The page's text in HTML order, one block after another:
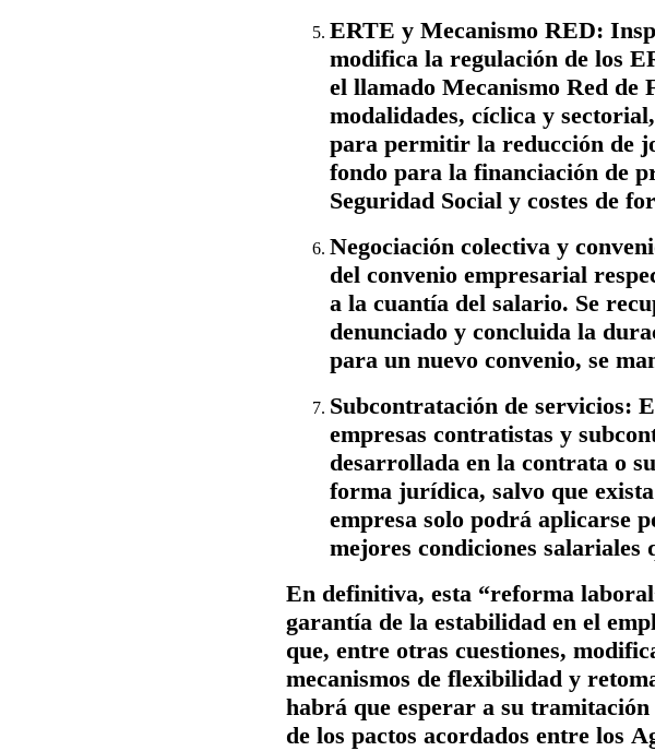
ERTE y Mecanismo RED:
modifica la regulación de los
el llamado Mecanismo Red
modalidades, cíclica y
para permitir la reducción de
fondo para la financiación de
Seguridad Social y costes de
Negociación colectiva y
del convenio empresarial
a la cuantía del salario. Se
denunciado y concluida la
para un nuevo convenio, se
Subcontratación de servicios:
empresas contratistas y
desarrollada en la contrata o
forma jurídica, salvo que
empresa solo podrá aplicarse
mejores condiciones salariales
En definitiva, esta “reforma
garantía de la estabilidad en el
que, entre otras cuestiones,
mecanismos de flexibilidad y
habrá que esperar a su
de los pactos acordados entre los